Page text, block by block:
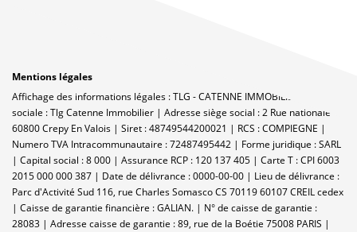
Mentions légales
Affichage des informations légales : TLG - CATENNE IMMOBILIER | Raison
sociale : Tlg Catenne Immobilier | Adresse siège social : 2 Rue nationale -
60800 Crepy En Valois | Siret : 48749544200021 | RCS : COMPIEGNE |
Numero TVA Intracommunautaire : 72487495442 | Forme juridique : SARL
| Capital social : 8 000 | Assurance RCP : 120 137 405 | Carte T : CPI 6003
2015 000 000 387 | Date de délivrance : 0000-00-00 | Lieu de délivrance :
Parc d'Activité Sud 116, rue Charles Somasco CS 70119 60107 CREIL cedex
| Caisse de garantie financière : GALIAN. | N° de caisse de garantie :
28083 | Adresse caisse de garantie : 89, rue de la Boétie 75008 PARIS |